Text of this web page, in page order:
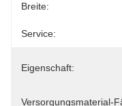
Breite:
Service:
Eigenschaft:
Versorgungsmaterial-